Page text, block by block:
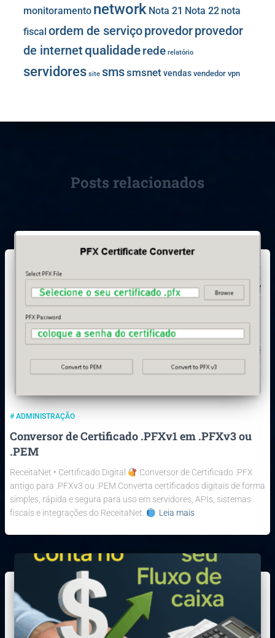
monitoramento network Nota 21 Nota 22 nota
fiscal ordem de serviçoprovedorprovedor
de internetqualidaderede relatório
servidores site smssmsnetvendas vendedor vpn
Posts relacionados
# ADMINISTRAÇÃO
Conversor de Certificado .PFXv1 em .PFXv3 ou
.PEM
ReceitaNet • Certificado Digital
Conversor de Certificado .PFX
antigo para .PFXv3 ou .PEM Converta certificados digitais de forma
simples, rápida e segura para uso em servidores, APIs, sistemas
fiscais e integrações do ReceitaNet.
Leia mais